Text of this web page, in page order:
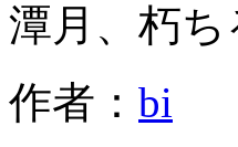
潭月、朽
作者： bi